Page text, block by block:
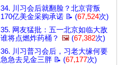
34. 川习会后就翻脸？北京背叛
170亿美金采购承诺 📝 (67,524次)
35. 网友猛批：五一北京如临大敌
谁将点燃炸药桶？ 🖼️ (67,382次)
36. 川习普习会后，习老大缘何要
急急去见金三胖 📝 (67,177次)